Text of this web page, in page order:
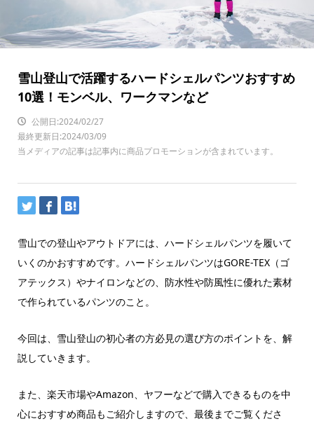
雪山登山で活躍するハードシェルパンツおすすめ
10選！モンベル、ワークマンなど
公開日:2024/02/27
最終更新日:2024/03/09
当メディアの記事は記事内に商品プロモーションが含まれています。
雪山での登山やアウトドアには、ハードシェルパンツを履いて
いくのかおすすめです。ハードシェルパンツはGORE-TEX（ゴ
アテックス）やナイロンなどの、防水性や防風性に優れた素材
で作られているパンツのこと。
今回は、雪山登山の初心者の方必見の選び方のポイントを、解
説していきます。
また、楽天市場やAmazon、ヤフーなどで購入できるものを中
心におすすめ商品もご紹介しますので、最後までご覧くださ